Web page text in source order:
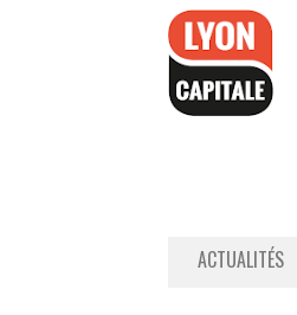
ACTUALITÉS